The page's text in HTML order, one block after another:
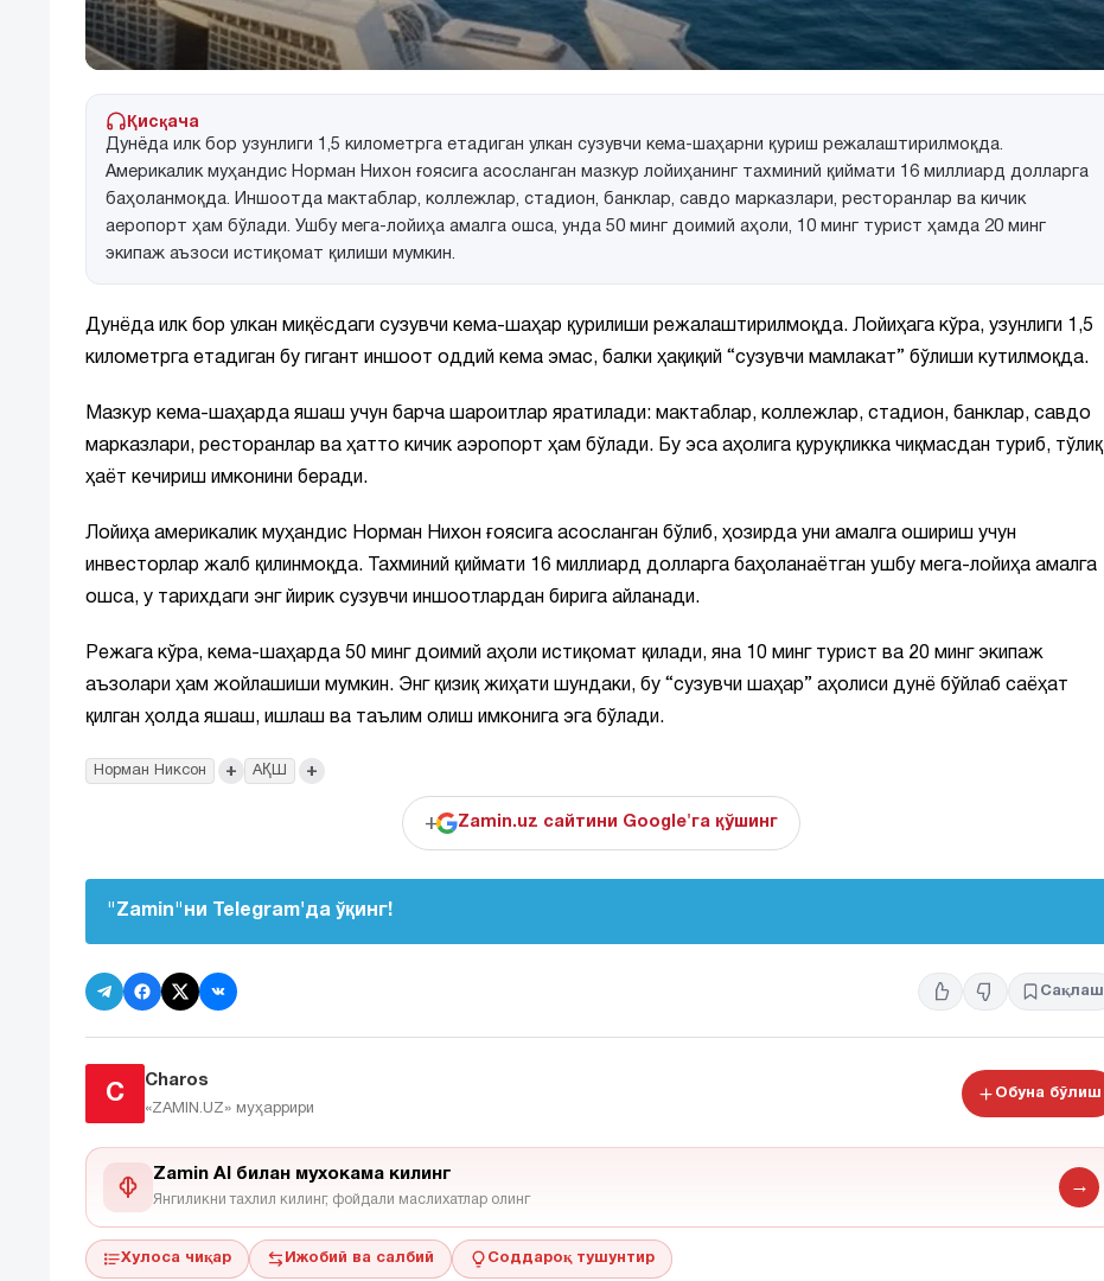
Қисқача
Дунёда илк бор узунлиги 1,5 километрга етадиган улкан сузувчи кема-шаҳарни қуриш режалаштирилмоқда.
Америкалик муҳандис Норман Нихон ғоясига асосланган мазкур лойиҳанинг тахминий қиймати 16 миллиард долларга
баҳоланмоқда. Иншоотда мактаблар, коллежлар, стадион, банклар, савдо марказлари, ресторанлар ва кичик
аеропорт ҳам бўлади. Ушбу мега-лойиҳа амалга ошса, унда 50 минг доимий аҳоли, 10 минг турист ҳамда 20 минг
экипаж аъзоси истиқомат қилиши мумкин.
Дунёда илк бор улкан миқёсдаги сузувчи кема-шаҳар қурилиши режалаштирилмоқда. Лойиҳага кўра, узунлиги 1,5
километрга етадиган бу гигант иншоот оддий кема эмас, балки ҳақиқий “сузувчи мамлакат” бўлиши кутилмоқда.
Мазкур кема-шаҳарда яшаш учун барча шароитлар яратилади: мактаблар, коллежлар, стадион, банклар, савдо
марказлари, ресторанлар ва ҳатто кичик аэропорт ҳам бўлади. Бу эса аҳолига қуруқликка чиқмасдан туриб, тўлиқ
ҳаёт кечириш имконини беради.
Лойиҳа америкалик муҳандис Норман Нихон ғоясига асосланган бўлиб, ҳозирда уни амалга ошириш учун
инвесторлар жалб қилинмоқда. Тахминий қиймати 16 миллиард долларга баҳоланаётган ушбу мега-лойиҳа амалга
ошса, у тарихдаги энг йирик сузувчи иншоотлардан бирига айланади.
Режага кўра, кема-шаҳарда 50 минг доимий аҳоли истиқомат қилади, яна 10 минг турист ва 20 минг экипаж
аъзолари ҳам жойлашиши мумкин. Энг қизиқ жиҳати шундаки, бу “сузувчи шаҳар” аҳолиси дунё бўйлаб саёҳат
қилган ҳолда яшаш, ишлаш ва таълим олиш имконига эга бўлади.
Норман Никсон + АҚШ +
+ Zamin.uz сайтини Google'га қўшинг
"Zamin"ни Telegram'да ўқинг!
Сақлаш
C
Charos
«ZAMIN.UZ» муҳаррири
Обуна бўлиш
Zamin AI билан мухокама килинг
Янгиликни тахлил килинг, фойдали маслихатлар олинг
→
Хулоса чиқар Ижобий ва салбий Соддароқ тушунтир